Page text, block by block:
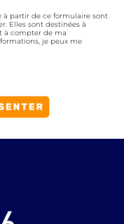
à partir de ce formulaire sont
Elles sont destinées à
à compter de ma
je peux me